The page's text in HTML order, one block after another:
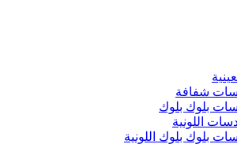
شفافة
بلوك بلوك
اللونية
بلوك بلوك اللونية